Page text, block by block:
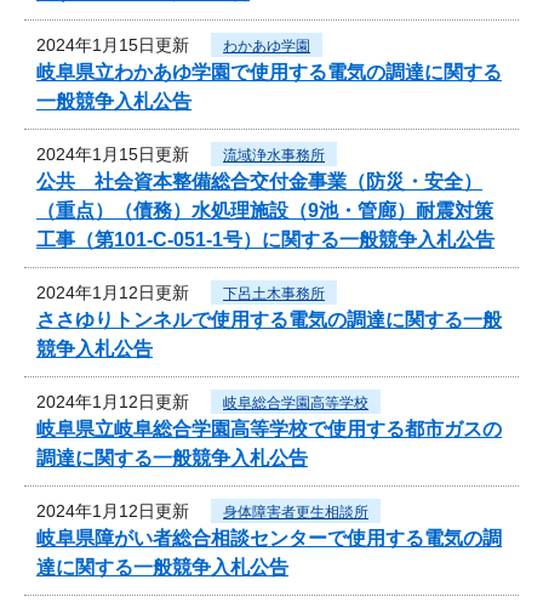
2024年1月15日更新 わかあゆ学園
岐阜県立わかあゆ学園で使用する電気の調達に関する
一般競争入札公告
2024年1月15日更新 流域浄水事務所
公共 社会資本整備総合交付金事業（防災・安全）
（重点）（債務）水処理施設（9池・管廊）耐震対策
工事（第101-C-051-1号）に関する一般競争入札公告
2024年1月12日更新 下呂土木事務所
ささゆりトンネルで使用する電気の調達に関する一般
競争入札公告
2024年1月12日更新 岐阜総合学園高等学校
岐阜県立岐阜総合学園高等学校で使用する都市ガスの
調達に関する一般競争入札公告
2024年1月12日更新 身体障害者更生相談所
岐阜県障がい者総合相談センターで使用する電気の調
達に関する一般競争入札公告